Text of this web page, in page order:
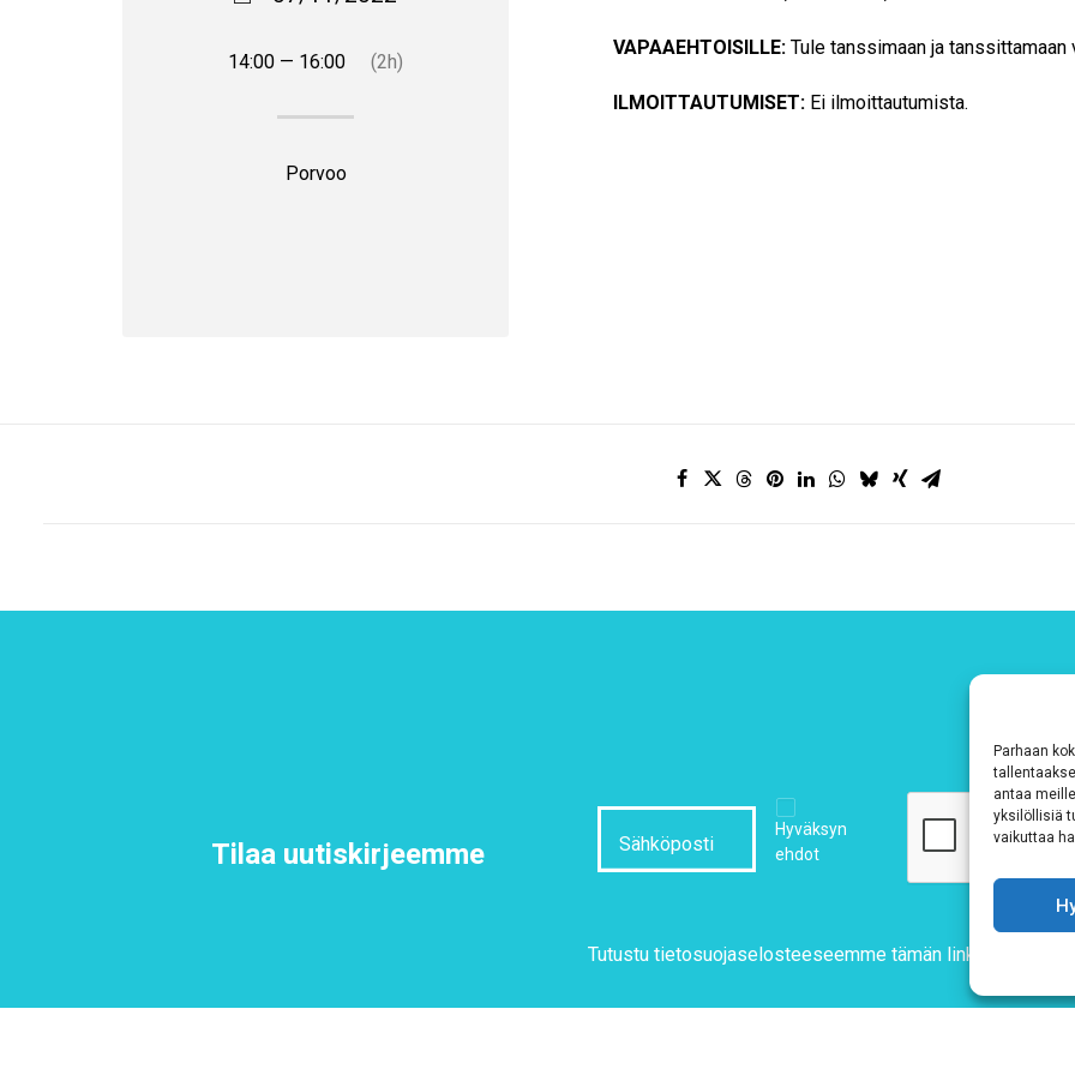
Parhaan
antaa
yksilöllisiä
vaikuttaa
VAPAAEHTOISILLE: Tule tanssimaan ja tanssittamaan
ILMOITTAUTUMISET:Ei ilmoittautumista.
14:00 — 16:00 (2h)
Porvoo
Tilaa uutiskirjeemme
Hyväksyn
ehdot
Tutustu tietosuojaselosteeseemme tämän linkin kautta!